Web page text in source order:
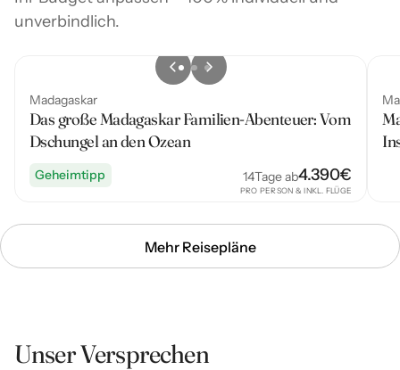
unverbindlich.
Madagaskar
Das große Madagaskar Familien-Abenteuer: Vom
Dschungel an den Ozean
Geheimtipp 14Tage ab4.390€
PRO PERSON & INKL. FLÜGE
Mehr Reisepläne
Unser Versprechen